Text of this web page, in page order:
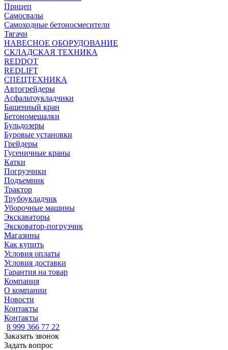
Прицеп
Самосвалы
Самоходные бетоносмесители
Тягачи
НАВЕСНОЕ ОБОРУДОВАНИЕ
СКЛАДСКАЯ ТЕХНИКА
REDDOT
REDLIFT
СПЕЦТЕХНИКА
Автогрейдеры
Асфальтоукладчики
Башенный кран
Бетономешалки
Бульдозеры
Буровые установки
Грейдеры
Гусеничные краны
Катки
Погрузчики
Подъемник
Трактор
Трубоукладчик
Уборочные машины
Экскаваторы
Эксковатор-погрузчик
Магазины
Как купить
Условия оплаты
Условия доставки
Гарантия на товар
Компания
О компании
Новости
Контакты
Контакты
8 999 366 77 22
Заказать звонок
Задать вопрос